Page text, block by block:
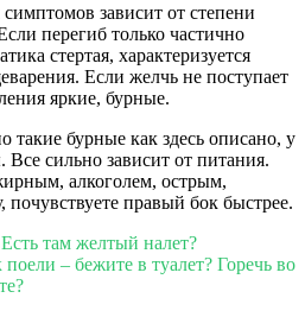
зависит от степени
перегиб только частично
стертая, характеризуется
Если желчь не поступает
яркие, бурные.
такие бурные как здесь описано, у
сильно зависит от питания.
алкоголем, острым,
почувствуете правый бок быстрее.
там желтый налет?
– бежите в туалет? Горечь во